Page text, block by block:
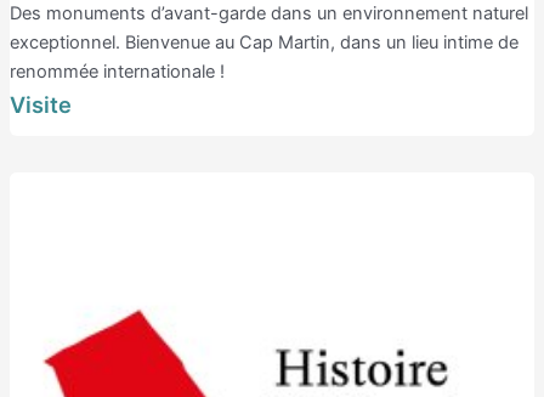
Des monuments d’avant-garde dans un environnement naturel
exceptionnel. Bienvenue au Cap Martin, dans un lieu intime de
renommée internationale !
Visite